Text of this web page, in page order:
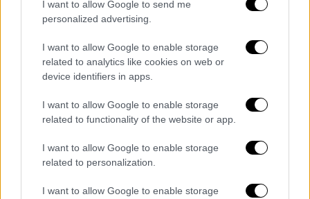
I want to allow Google to send me
personalized advertising.
I want to allow Google to enable storage
related to analytics like cookies on web or
device identifiers in apps.
I want to allow Google to enable storage
related to functionality of the website or app.
I want to allow Google to enable storage
related to personalization.
I want to allow Google to enable storage